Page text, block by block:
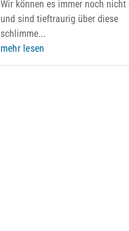
Wir können es immer noch nicht
und sind tieftraurig über diese
schlimme...
mehr lesen